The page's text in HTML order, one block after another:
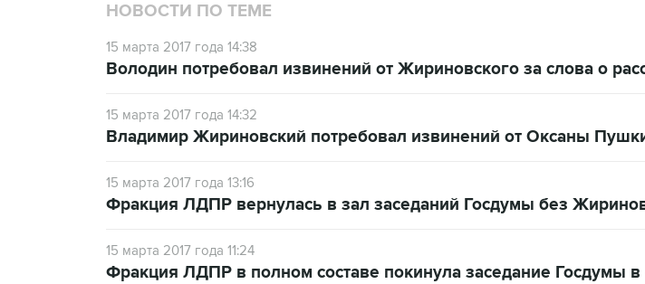
НОВОСТИ ПО ТЕМЕ
15 марта 2017 года 14:38
Володин потребовал извинений от Жириновского за слова о
15 марта 2017 года 14:32
Владимир Жириновский потребовал извинений от Оксаны
15 марта 2017 года 13:16
Фракция ЛДПР вернулась в зал заседаний Госдумы без
15 марта 2017 года 11:24
Фракция ЛДПР в полном составе покинула заседание Госдумы в